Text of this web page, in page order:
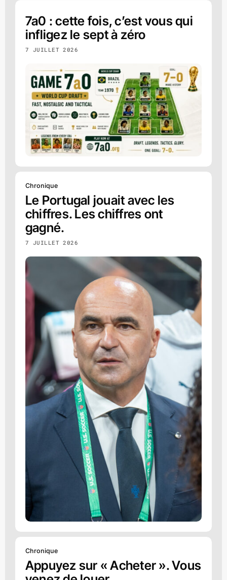
7a0 : cette fois, c’est vous qui
infligez le sept à zéro
7 JUILLET 2026
Chronique
Le Portugal jouait avec les
chiffres. Les chiffres ont
gagné.
7 JUILLET 2026
Chronique
Appuyez sur « Acheter ». Vous